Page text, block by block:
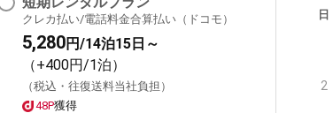
クレカ払い/電話料金合算払い（ドコモ）
5,280円/14泊15日～
（+400円/1泊）
（税込・往復送料当社負担）
48P獲得
日
2